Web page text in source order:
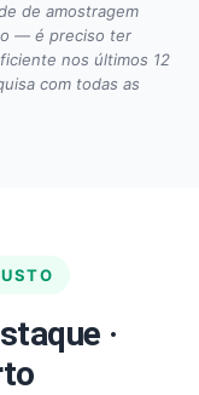
de amostragem
— é preciso ter
nos últimos 12
com todas as
·